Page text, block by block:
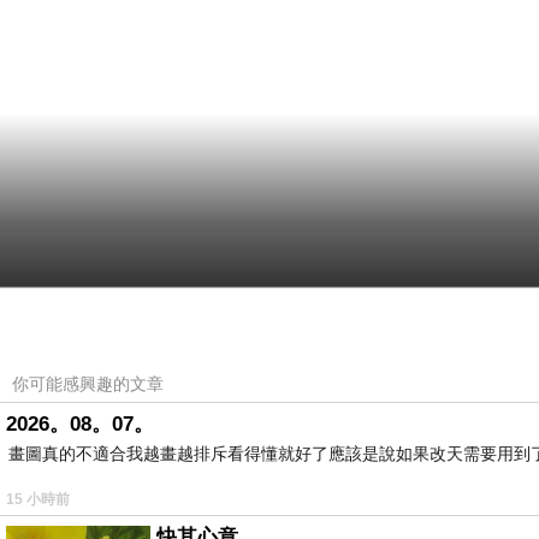
你可能感興趣的文章
2026。08。07。
畫圖真的不適合我越畫越排斥看得懂就好了應該是說如果改天需要
15 小時前